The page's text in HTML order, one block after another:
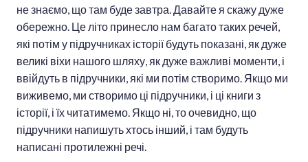
не знаємо, що там буде завтра. Давайте я скажу дуже
обережно. Це літо принесло нам багато таких речей,
які потім у підручниках історії будуть показані, як дуже
великі віхи нашого шляху, як дуже важливі моменти, і
ввійдуть в підручники, які ми потім створимо. Якщо ми
виживемо, ми створимо ці підручники, і ці книги з
історії, і їх читатимемо. Якщо ні, то очевидно, що
підручники напишуть хтось інший, і там будуть
написані протилежні речі.